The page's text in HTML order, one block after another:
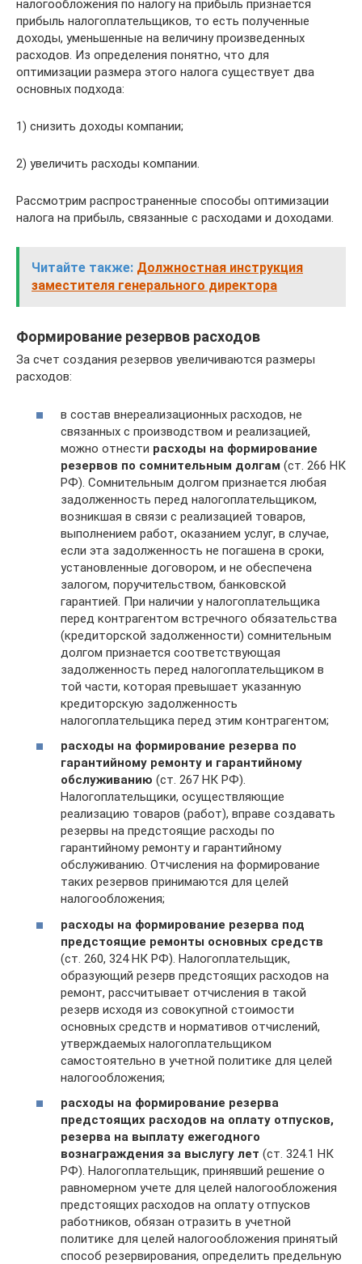
налогообложения по налогу на прибыль признается
прибыль налогоплательщиков, то есть полученные
доходы, уменьшенные на величину произведенных
расходов. Из определения понятно, что для
оптимизации размера этого налога существует два
основных подхода:
1) снизить доходы компании;
2) увеличить расходы компании.
Рассмотрим распространенные способы оптимизации
налога на прибыль, связанные с расходами и доходами.
Читайте также: Должностная инструкция
заместителя генерального директора
Формирование резервов расходов
За счет создания резервов увеличиваются размеры
расходов:
в состав внереализационных расходов, не
связанных с производством и реализацией,
можно отнести расходы на формирование
резервов по сомнительным долгам (ст. 266 НК
РФ). Сомнительным долгом признается любая
задолженность перед налогоплательщиком,
возникшая в связи с реализацией товаров,
выполнением работ, оказанием услуг, в случае,
если эта задолженность не погашена в сроки,
установленные договором, и не обеспечена
залогом, поручительством, банковской
гарантией. При наличии у налогоплательщика
перед контрагентом встречного обязательства
(кредиторской задолженности) сомнительным
долгом признается соответствующая
задолженность перед налогоплательщиком в
той части, которая превышает указанную
кредиторскую задолженность
налогоплательщика перед этим контрагентом;
расходы на формирование резерва по
гарантийному ремонту и гарантийному
обслуживанию (ст. 267 НК РФ).
Налогоплательщики, осуществляющие
реализацию товаров (работ), вправе создавать
резервы на предстоящие расходы по
гарантийному ремонту и гарантийному
обслуживанию. Отчисления на формирование
таких резервов принимаются для целей
налогообложения;
расходы на формирование резерва под
предстоящие ремонты основных средств
(ст. 260, 324 НК РФ). Налогоплательщик,
образующий резерв предстоящих расходов на
ремонт, рассчитывает отчисления в такой
резерв исходя из совокупной стоимости
основных средств и нормативов отчислений,
утверждаемых налогоплательщиком
самостоятельно в учетной политике для целей
налогообложения;
расходы на формирование резерва
предстоящих расходов на оплату отпусков,
резерва на выплату ежегодного
вознаграждения за выслугу лет (ст. 324.1 НК
РФ). Налогоплательщик, принявший решение о
равномерном учете для целей налогообложения
предстоящих расходов на оплату отпусков
работников, обязан отразить в учетной
политике для целей налогообложения принятый
способ резервирования, определить предельную